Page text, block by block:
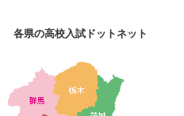
各県の高校入試ドットネット